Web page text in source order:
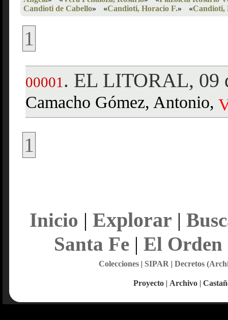
Candioti de Cabello» «Candioti, Horacio F.» «Candioti,
1
00001 . EL LITORAL, 09
Camacho Gómez, Antonio,
1
Inicio | Explorar |
Santa Fe| El Orden
Colecciones| SIPAR | Decretos
Proyecto | Archivo |